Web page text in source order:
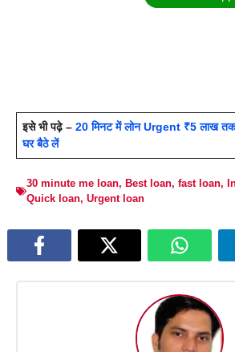
इसे भी पढ़े – 20 मिनट में लोन Urgent ₹5 लाख तक
घर बैठे लें
30 minute me loan, Best loan, fast loan,
Quick loan, Urgent loan